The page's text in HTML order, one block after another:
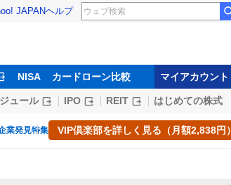
JAPANヘルプ
NISA カードローン比較 マイアカウント
ュール IPO REIT はじめての株式
業発見特集 VIP倶楽部を詳しく見る（月額2,838円）